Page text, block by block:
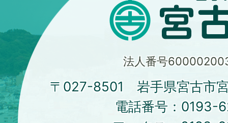
法人番号
〒027-8501 岩手県宮古市
電話番号： 0193-